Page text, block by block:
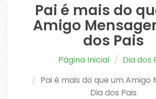
Pai é mais do
Amigo
dos Pais
Página Inicial
Dia dos
Pai é mais do que um Amigo
Dia dos Pais